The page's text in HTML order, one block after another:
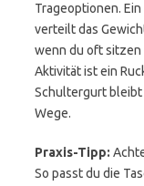
Trageoptionen.
verteilt das
wenn du oft
Aktivität ist ein
Schultergurt bleibt
Wege.
Praxis-Tipp:
So passt du die